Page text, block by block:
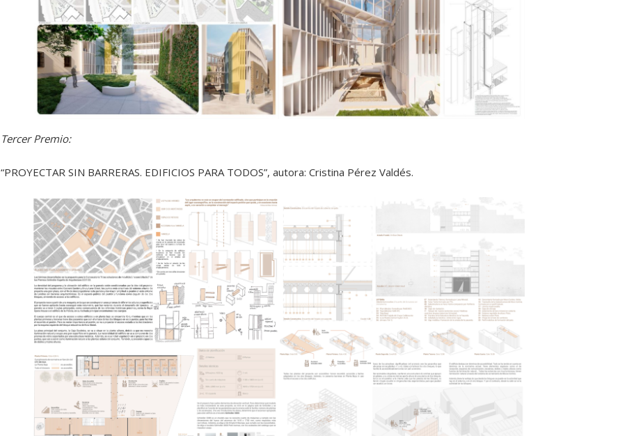
Tercer Premio:
“PROYECTAR SIN BARRERAS. EDIFICIOS PARA TODOS”, autora: Cristina Pérez Valdés.